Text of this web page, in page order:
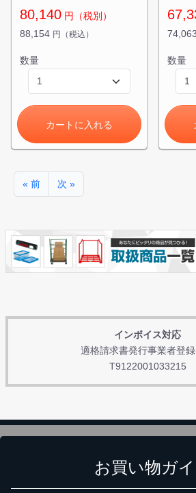
インボイス対応
適格請求書発行事業者登
T9122001033215
80,140 円（税別）
88,154 円（税込）
数量
カートに入れる
74,063
数量
« 前 次 »
お買い物ガ